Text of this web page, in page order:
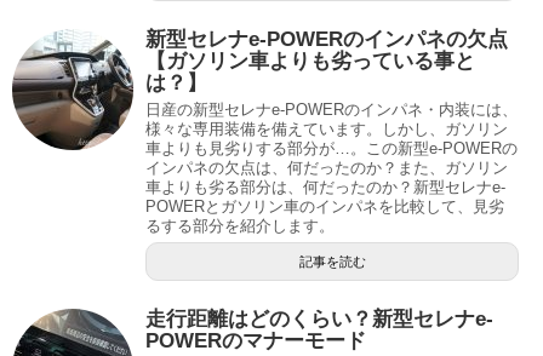
新型セレナe-POWERのインパネの欠点
【ガソリン車よりも劣っている事と
は？】
日産の新型セレナe-POWERのインパネ・内装には、
様々な専用装備を備えています。しかし、ガソリン
車よりも見劣りする部分が…。この新型e-POWERの
インパネの欠点は、何だったのか？また、ガソリン
車よりも劣る部分は、何だったのか？新型セレナe-
POWERとガソリン車のインパネを比較して、見劣
るする部分を紹介します。
記事を読む
走行距離はどのくらい？新型セレナe-
POWERのマナーモード